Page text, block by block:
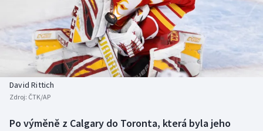
Baseball a softbal
Basketbal
Biatlon
Boby a skeleton
Box
Historické návraty
Aplikace ČT sport
AZ kvíz
David Rittich
Zdroj: ČTK/AP
Po výměně z Calgary do Toronta, která byla jeho